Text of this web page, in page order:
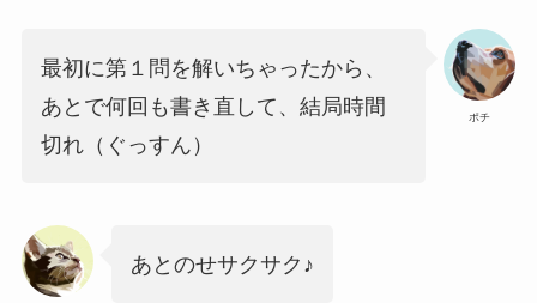
ポチ
最初に第１問を解いちゃったから、
あとで何回も書き直して、結局時間
切れ（ぐっすん）
あとのせサクサク♪